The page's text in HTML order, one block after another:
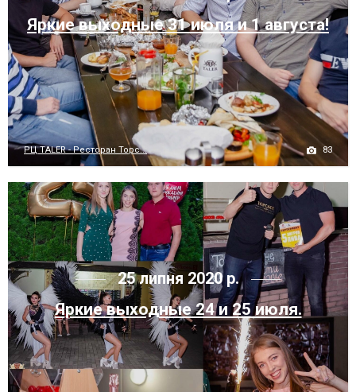
Яркие выходные 31 июля и 1 августа!
РЦ TALER - Ресторан Торс... 83
25 липня 2020 р.
Яркие выходные 24 и 25 июля.